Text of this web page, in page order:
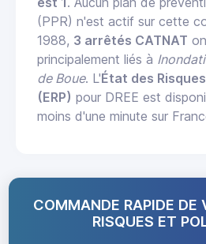
(PPR) n'est actif sur cette
1988, 3 arrêtés CATNAT
principalement liés à
de Boue. L'État des
(ERP) pour DREE est
moins d'une minute sur
COMMANDE RAPIDE DE
RISQUES ET